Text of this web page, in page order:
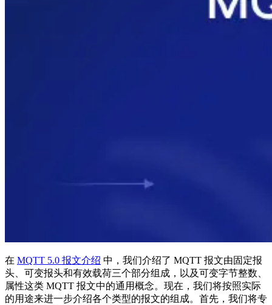
在 MQTT 5.0 报文介绍 中，我们介绍了 MQTT 报文由固定报
头、可变报头和有效载荷三个部分组成，以及可变字节整数、
属性这类 MQTT 报文中的通用概念。现在，我们将按照实际
的用途来进一步介绍各个类型的报文的组成。首先，我们将专